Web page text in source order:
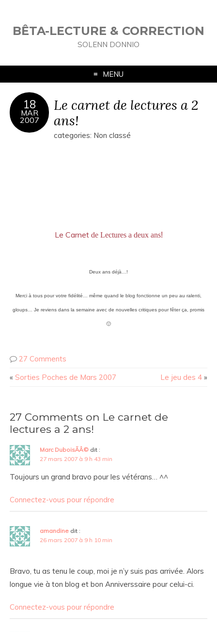
BÊTA-LECTURE & CORRECTION
SOLENN DONNIO
MENU
18
MAR
2007
Le carnet de lectures a 2
ans!
categories: Non classé
Le Carnetde Lectures a deux ans!
Deux ans déjà…!
Merci à tous pour votre fidélité… même quand le blog fonctionne un peu au ralenti,
gloups… Je reviens dans la semaine avec de nouvelles critiques pour fêter ça, promis
🙂
27 Comments
« Sorties Poches de Mars 2007 Le jeu des 4 »
27 Comments on Le carnet de
lectures a 2 ans!
Marc DuboisÃÂ© dit :
27 mars 2007 à 9 h 43 min
Toujours un grand bravo pour les vétérans… ^^
Connectez-vous pour répondre
amandine dit :
26 mars 2007 à 9 h 10 min
Bravo, tu as tenu le coup, moi je n’y suis pas arrivée. Alors
longue vie à ton blog et bon Anniverssaire pour celui-ci.
Connectez-vous pour répondre